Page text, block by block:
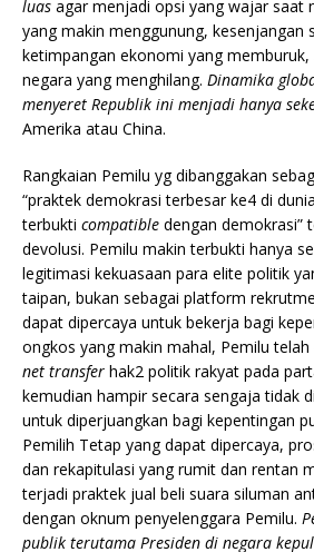
luas agar menjadi opsi yang wajar saat
yang makin menggunung, kesenjangan
ketimpangan ekonomi yang
negara yang menghilang. Dinamika
menyeret Republik ini menjadi hanya
Amerika atau China.
Rangkaian Pemilu yg dibanggakan
“praktek demokrasi terbesar ke4 di
terbukti compatible dengan demokrasi”
devolusi. Pemilu makin terbukti hanya
legitimasi kekuasaan para elite politik
taipan, bukan sebagai platform
dapat dipercaya untuk bekerja bagi
ongkos yang makin mahal, Pemilu
net transfer hak2 politik rakyat pada
kemudian hampir secara sengaja tidak
untuk diperjuangkan bagi kepentingan
Pemilih Tetap yang dapat dipercaya,
dan rekapitulasi yang rumit dan rentan
terjadi praktek jual beli suara siluman
dengan oknum penyelenggara Pemilu.
publik terutama Presiden di negara